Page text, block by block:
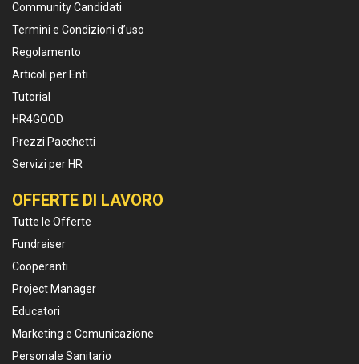
Community Candidati
Termini e Condizioni d’uso
Regolamento
Articoli per Enti
Tutorial
HR4GOOD
Prezzi Pacchetti
Servizi per HR
OFFERTE DI LAVORO
Tutte le Offerte
Fundraiser
Cooperanti
Project Manager
Educatori
Marketing e Comunicazione
Personale Sanitario